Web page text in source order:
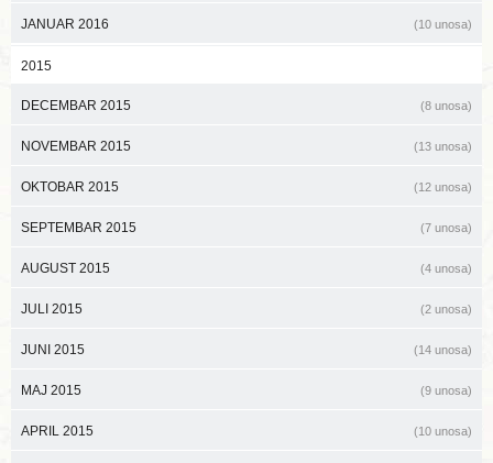
JANUAR 2016 (10 unosa)
2015
DECEMBAR 2015 (8 unosa)
NOVEMBAR 2015 (13 unosa)
OKTOBAR 2015 (12 unosa)
SEPTEMBAR 2015 (7 unosa)
AUGUST 2015 (4 unosa)
JULI 2015 (2 unosa)
JUNI 2015 (14 unosa)
MAJ 2015 (9 unosa)
APRIL 2015 (10 unosa)